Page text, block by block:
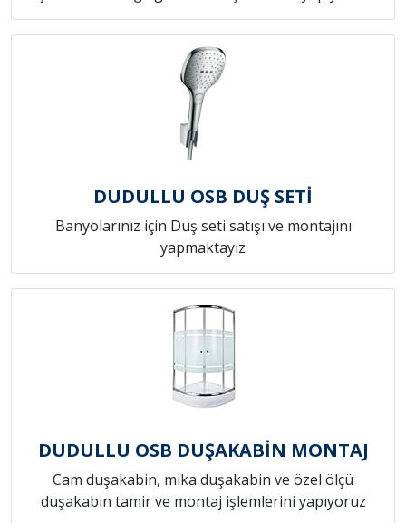
DUDULLU OSB DUŞ SETİ
Banyolarınız için Duş seti satışı ve montajını
yapmaktayız
DUDULLU OSB DUŞAKABİN MONTAJ
Cam duşakabin, mika duşakabin ve özel ölçü
duşakabin tamir ve montaj işlemlerini yapıyoruz